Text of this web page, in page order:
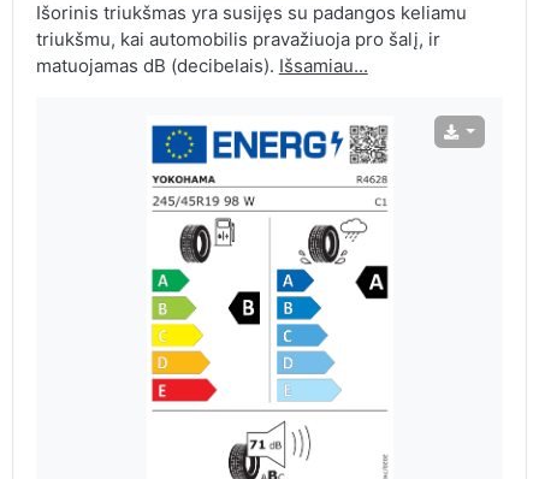
Išorinis triukšmas yra susijęs su padangos keliamu
triukšmu, kai automobilis pravažiuoja pro šalį, ir
matuojamas dB (decibelais). Išsamiau...